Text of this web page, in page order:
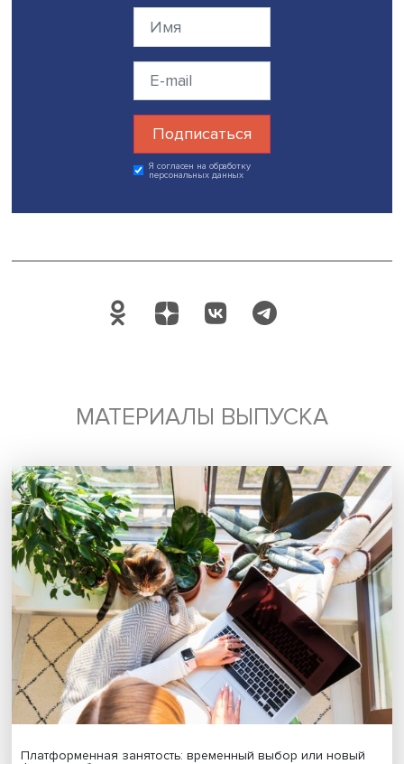
Будь всегда в курсе !
Подпишись на наши новости:
МАТЕРИАЛЫ ВЫПУСКА